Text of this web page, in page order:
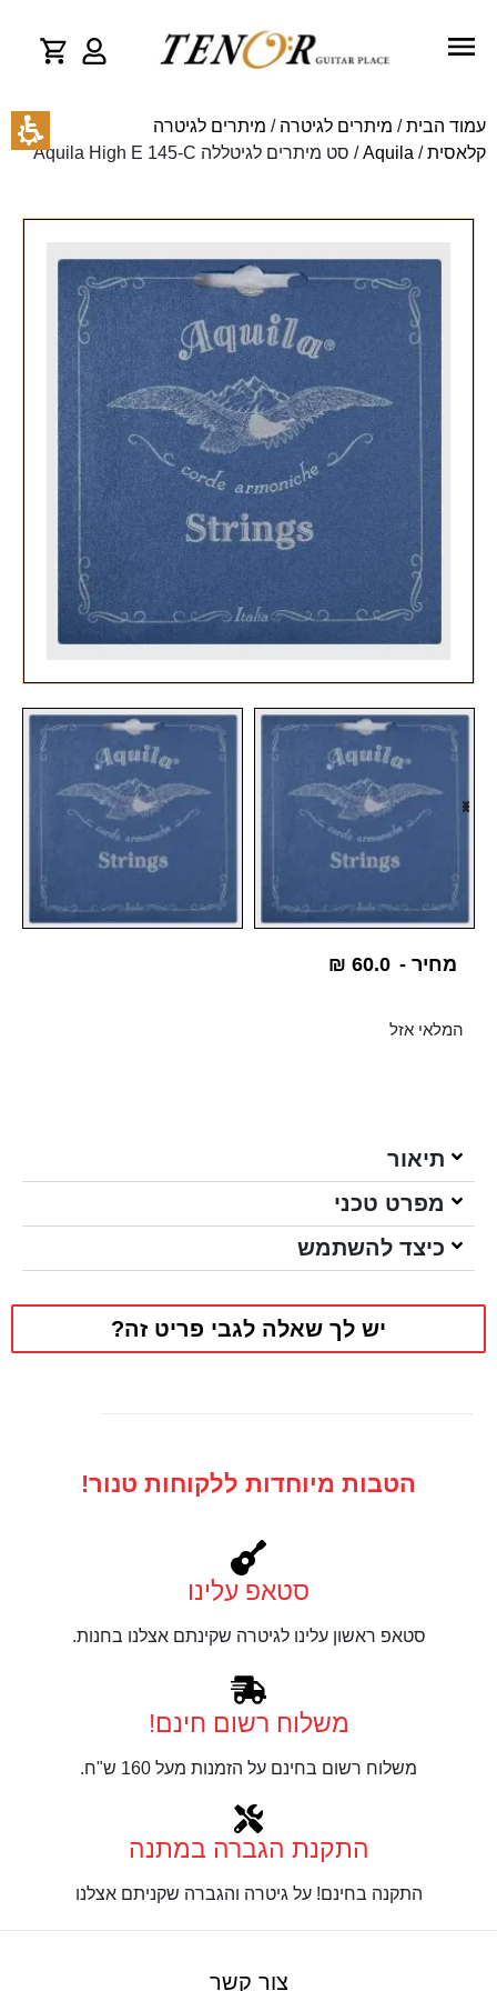
עמוד הבית/ מיתרים לגיטרה / מיתרים לגיטרה
קלאסית/
Aquila/ סט מיתרים לגיטללה Aquila High E 145-C
מחיר - ₪ 60.0
המלאי אזל
תיאור
מפרט טכני
כיצד להשתמש
יש לך שאלה לגבי פריט זה?
הטבות מיוחדות ללקוחות טנור!
סטאפ עלינו
סטאפ ראשון עלינו לגיטרה שקינתם אצלנו בחנות.
משלוח רשום חינם!
משלוח רשום בחינם על הזמנות מעל 160 ש"ח.
התקנת הגברה במתנה
התקנה בחינם! על גיטרה והגברה שקניתם אצלנו
צור קשר